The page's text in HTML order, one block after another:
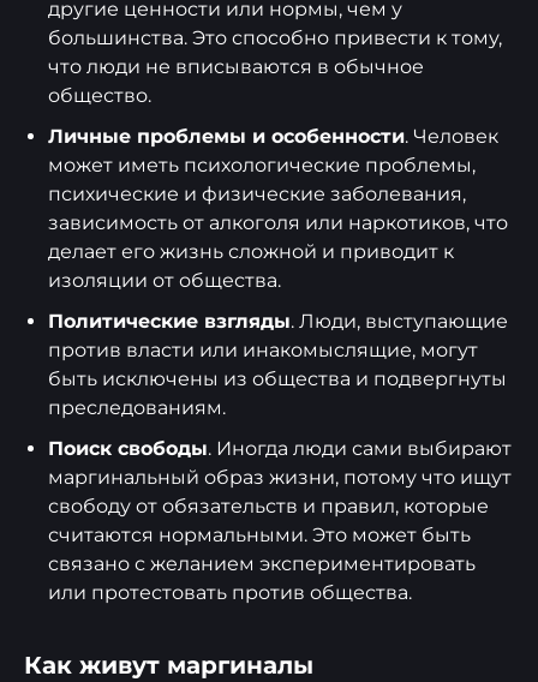
другие ценности или нормы, чем у
большинства. Это способно привести к тому,
что люди не вписываются в обычное
общество.
Личные проблемы и особенности. Человек
может иметь психологические проблемы,
психические и физические заболевания,
зависимость от алкоголя или наркотиков, что
делает его жизнь сложной и приводит к
изоляции от общества.
Политические взгляды. Люди, выступающие
против власти или инакомыслящие, могут
быть исключены из общества и подвергнуты
преследованиям.
Поиск свободы. Иногда люди сами выбирают
маргинальный образ жизни, потому что ищут
свободу от обязательств и правил, которые
считаются нормальными. Это может быть
связано с желанием экспериментировать
или протестовать против общества.
Как живут маргиналы